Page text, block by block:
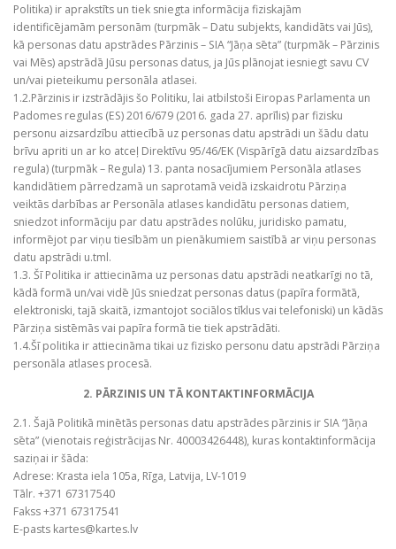
Politika) ir aprakstīts un tiek sniegta informācija fiziskajām
identificējamām personām (turpmāk – Datu subjekts, kandidāts vai Jūs),
kā personas datu apstrādes Pārzinis – SIA “Jāņa sēta” (turpmāk – Pārzinis
vai Mēs) apstrādā Jūsu personas datus, ja Jūs plānojat iesniegt savu CV
un/vai pieteikumu personāla atlasei.
1.2.Pārzinis ir izstrādājis šo Politiku, lai atbilstoši Eiropas Parlamenta un
Padomes regulas (ES) 2016/679 (2016. gada 27. aprīlis) par fizisku
personu aizsardzību attiecībā uz personas datu apstrādi un šādu datu
brīvu apriti un ar ko atceļ Direktīvu 95/46/EK (Vispārīgā datu aizsardzības
regula) (turpmāk – Regula) 13. panta nosacījumiem Personāla atlases
kandidātiem pārredzamā un saprotamā veidā izskaidrotu Pārziņa
veiktās darbības ar Personāla atlases kandidātu personas datiem,
sniedzot informāciju par datu apstrādes nolūku, juridisko pamatu,
informējot par viņu tiesībām un pienākumiem saistībā ar viņu personas
datu apstrādi u.tml.
1.3. Šī Politika ir attiecināma uz personas datu apstrādi neatkarīgi no tā,
kādā formā un/vai vidē Jūs sniedzat personas datus (papīra formātā,
elektroniski, tajā skaitā, izmantojot sociālos tīklus vai telefoniski) un kādās
Pārziņa sistēmās vai papīra formā tie tiek apstrādāti.
1.4.Šī politika ir attiecināma tikai uz fizisko personu datu apstrādi Pārziņa
personāla atlases procesā.
2. PĀRZINIS UN TĀ KONTAKTINFORMĀCIJA
2.1. Šajā Politikā minētās personas datu apstrādes pārzinis ir SIA “Jāņa
sēta” (vienotais reģistrācijas Nr. 40003426448), kuras kontaktinformācija
saziņai ir šāda:
Adrese: Krasta iela 105a, Rīga, Latvija, LV-1019
Tālr. +371 67317540
Fakss +371 67317541
E-pasts kartes@kartes.lv